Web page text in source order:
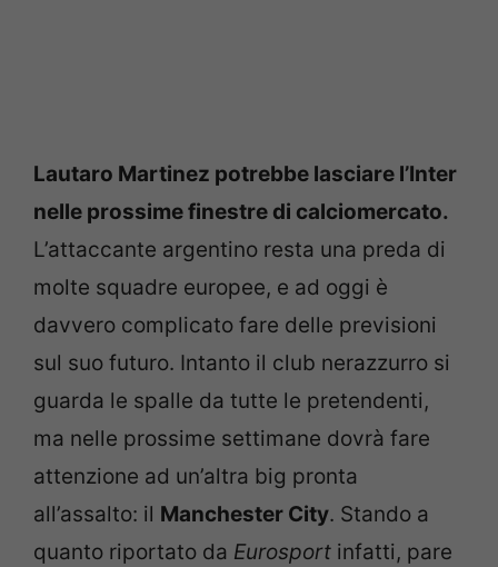
Lautaro Martinez potrebbe lasciare l’Inter
nelle prossime finestre di calciomercato.
L’attaccante argentino resta una preda di
molte squadre europee, e ad oggi è
davvero complicato fare delle previsioni
sul suo futuro. Intanto il club nerazzurro si
guarda le spalle da tutte le pretendenti,
ma nelle prossime settimane dovrà fare
attenzione ad un’altra big pronta
all’assalto: il Manchester City. Stando a
quanto riportato da Eurosport infatti, pare